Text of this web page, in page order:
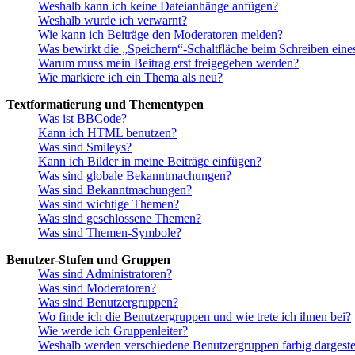
Weshalb kann ich keine Dateianhänge anfügen?
Weshalb wurde ich verwarnt?
Wie kann ich Beiträge den Moderatoren melden?
Was bewirkt die „Speichern“-Schaltfläche beim Schreiben
Warum muss mein Beitrag erst freigegeben werden?
Wie markiere ich ein Thema als neu?
Textformatierung und Thementypen
Was ist BBCode?
Kann ich HTML benutzen?
Was sind Smileys?
Kann ich Bilder in meine Beiträge einfügen?
Was sind globale Bekanntmachungen?
Was sind Bekanntmachungen?
Was sind wichtige Themen?
Was sind geschlossene Themen?
Was sind Themen-Symbole?
Benutzer-Stufen und Gruppen
Was sind Administratoren?
Was sind Moderatoren?
Was sind Benutzergruppen?
Wo finde ich die Benutzergruppen und wie trete ich ihnen bei?
Wie werde ich Gruppenleiter?
Weshalb werden verschiedene Benutzergruppen farbig